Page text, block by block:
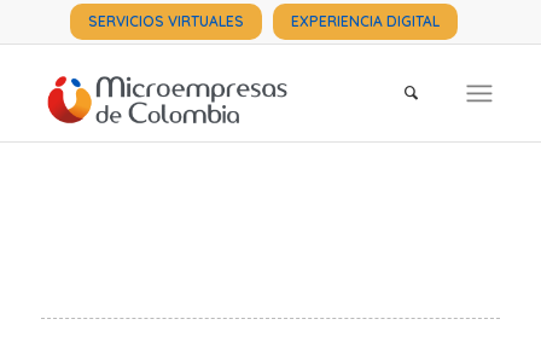
SERVICIOS VIRTUALES EXPERIENCIA DIGITAL